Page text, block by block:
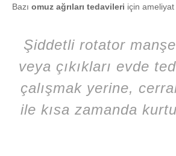
Bazı omuz ağrıları tedavileri için ameliyat
Şiddetli rotator
veya çıkıkları evde
çalışmak yerine,
ile kısa zamanda